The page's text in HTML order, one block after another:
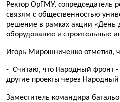
Ректор ОрГМУ, сопредседатель
связям с общественностью
решение в рамках акции «День
оборудование и строительные
Игорь Мирошниченко отметил,
- Считаю, что Народный фронт -
другие проекты через Народный
Заместитель командира